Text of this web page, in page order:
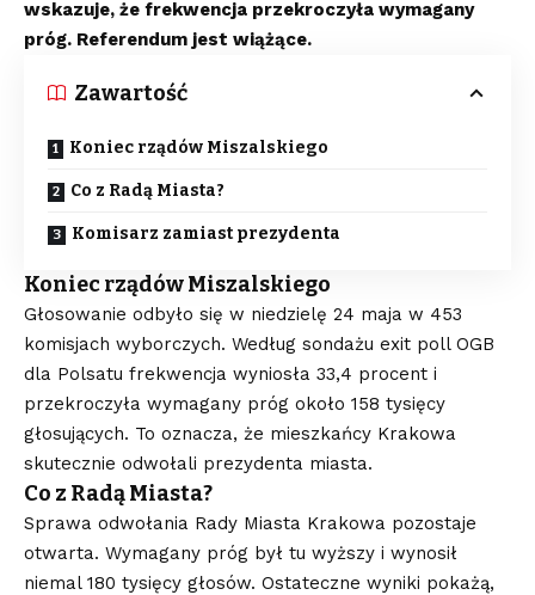
wskazuje, że frekwencja przekroczyła wymagany
próg. Referendum jest wiążące.
Zawartość
Koniec rządów Miszalskiego
Co z Radą Miasta?
Komisarz zamiast prezydenta
Koniec rządów Miszalskiego
Głosowanie odbyło się w niedzielę 24 maja w 453
komisjach wyborczych. Według sondażu exit poll OGB
dla Polsatu frekwencja wyniosła 33,4 procent i
przekroczyła wymagany próg około 158 tysięcy
głosujących. To oznacza, że mieszkańcy Krakowa
skutecznie odwołali prezydenta miasta.
Co z Radą Miasta?
Sprawa odwołania Rady Miasta Krakowa pozostaje
otwarta. Wymagany próg był tu wyższy i wynosił
niemal 180 tysięcy głosów. Ostateczne wyniki pokażą,